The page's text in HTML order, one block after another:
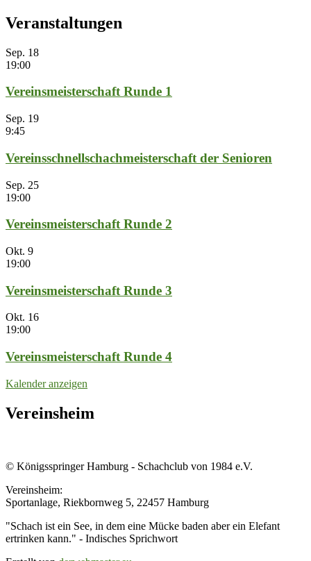
Veranstaltungen
Sep. 18
19:00
Vereinsmeisterschaft Runde 1
Sep. 19
9:45
Vereinsschnellschachmeisterschaft der Senioren
Sep. 25
19:00
Vereinsmeisterschaft Runde 2
Okt. 9
19:00
Vereinsmeisterschaft Runde 3
Okt. 16
19:00
Vereinsmeisterschaft Runde 4
Kalender anzeigen
Vereinsheim
© Königsspringer Hamburg - Schachclub von 1984 e.V.
Vereinsheim:
Sportanlage, Riekbornweg 5, 22457 Hamburg
"Schach ist ein See, in dem eine Mücke baden aber ein Elefant
ertrinken kann." - Indisches Sprichwort